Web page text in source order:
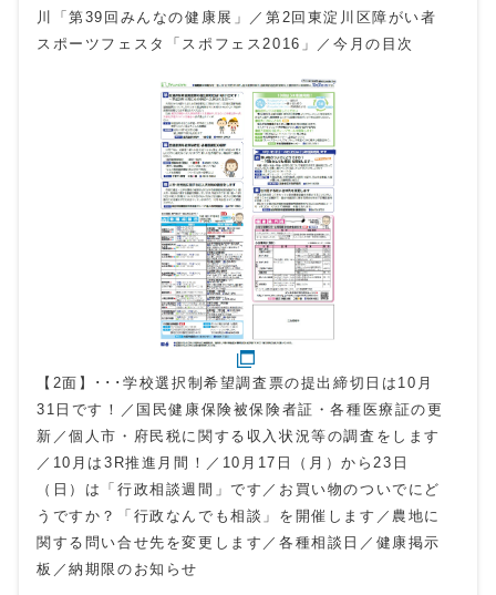
川「第39回みんなの健康展」／第2回東淀川区障がい者
スポーツフェスタ「スポフェス2016」／今月の目次
【2面】･･･学校選択制希望調査票の提出締切日は10月
31日です！／国民健康保険被保険者証・各種医療証の更
新／個人市・府民税に関する収入状況等の調査をします
／10月は3R推進月間！／10月17日（月）から23日
（日）は「行政相談週間」です／お買い物のついでにど
うですか？「行政なんでも相談」を開催します／農地に
関する問い合せ先を変更します／各種相談日／健康掲示
板／納期限のお知らせ